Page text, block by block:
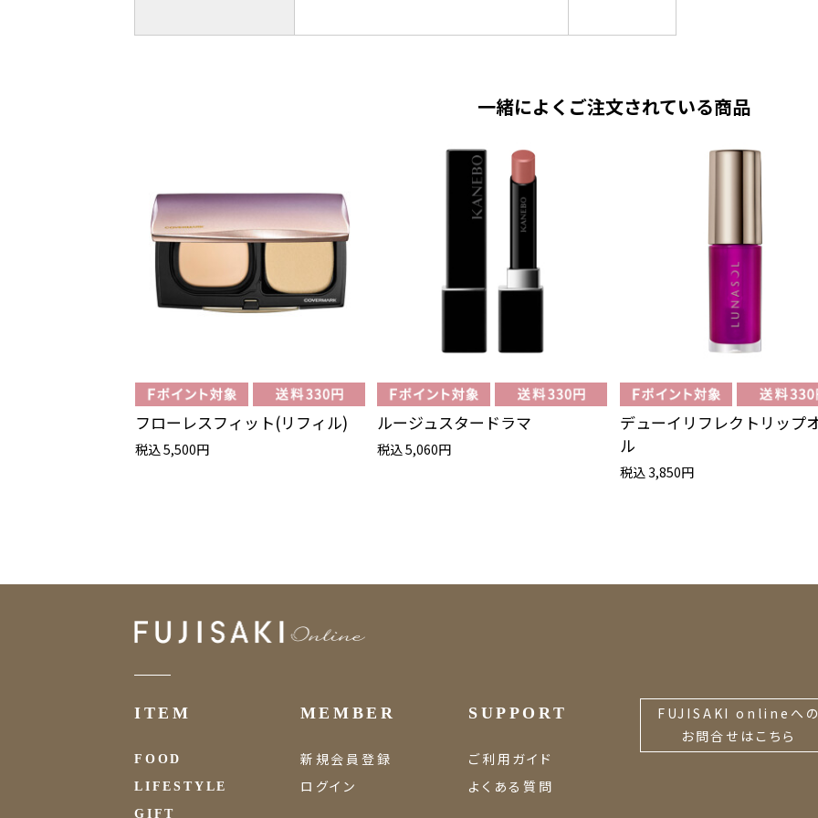
一緒によくご注文されている商品
フローレスフィット(リフィル)
税込 5,500円
ルージュスタードラマ
税込 5,060円
デューイリフレクトリップ
ル
税込 3,850円
ITEM
FOOD
LIFESTYLE
GIFT
MEMBER
新規会員登録
ログイン
SUPPORT
ご利用ガイド
よくある質問
FUJISAKI onlineへ
お問合せはこちら